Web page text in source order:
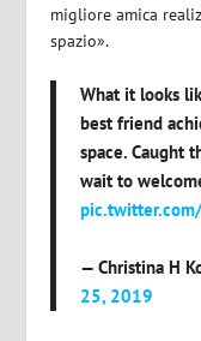
migliore amica
spazio».
What it looks
best friend
space. Caught
wait to
— Christina H
25, 2019